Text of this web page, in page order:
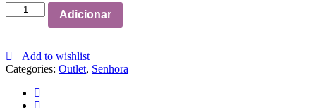
Medalha
Signo
Prata
quantity
Adicionar
Add to wishlist
Categories: Outlet, Senhora